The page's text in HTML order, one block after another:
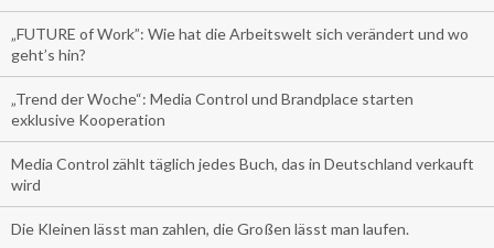
„FUTURE of Work”: Wie hat die Arbeitswelt sich verändert und wo
geht’s hin?
„Trend der Woche“: Media Control und Brandplace starten
exklusive Kooperation
Media Control zählt täglich jedes Buch, das in Deutschland verkauft
wird
Die Kleinen lässt man zahlen, die Großen lässt man laufen.